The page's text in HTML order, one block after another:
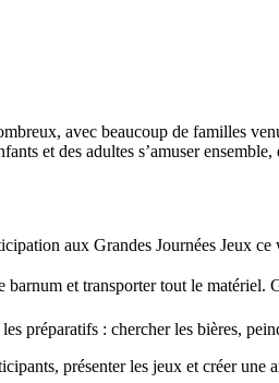
avec beaucoup de familles
et des adultes s’amuser
aux Grandes Journées Jeux
et transporter tout le
préparatifs : chercher les bières,
présenter les jeux et créer